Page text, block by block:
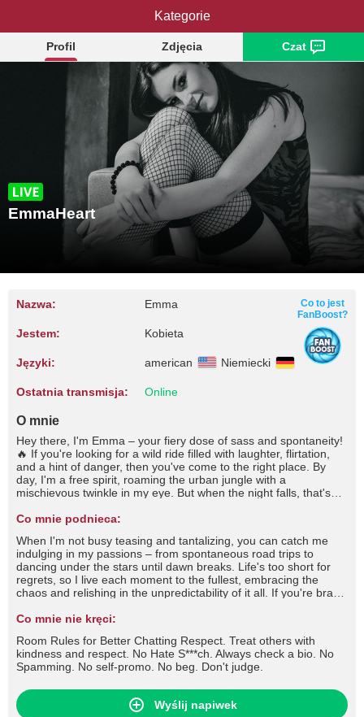
EmmaHeart
Profil Zdjęcia Czat
EmmaHeart
Nazwa: Emma
Jestem: Kobieta
Języki: american Niemiecki
Ostatnia transmisja: Online
Co to jest
FanBoost?
O mnie
Hey there, I'm Emma – your fiery dose of sass and spontaneity!
🔥 If you're looking for a wild ride filled with laughter, flirtation,
and a hint of danger, then you've come to the right place. By
day, I'm a free spirit, roaming the urban jungle with a
mischievous twinkle in my eye. But when the night falls, that's
party, stirring up trouble with a wicked grin and a quick wit that'll
whether it's flirting shamelessly across the bar or engaging in a
battle of wits that'll leave us both breathless. But don't mistake
my playful nature for shallowness; beneath the surface lies a
depth that few dare to explore.
Co mnie podnieca:
When I'm not busy teasing and tantalizing, you can catch me
indulging in my passions – from spontaneous road trips to
dancing under the stars until dawn breaks. Life's too short for
regrets, so I live each moment to the fullest, embracing the
chaos and relishing in the unpredictability of it all. If you're brave
banter with wit of your own, then let's see where this electrifying
day is an adventure worth savoring. 💋 #tease #flirt #seduce
#roleplay #dirtytalk #foot #footfetish #footjob #stockings #nylons
#fishnets #highheels #lingerie #cameltoe #fetish #joi #cfnm #cbt
Co mnie nie kręci:
Room Rules for Better Chatting Respect. Treat others with
kindness and respect. No Hate S***ch. Always check a bio. No
Spamming. No self-promo. No beg. Don't judge.
Wyślij napiwek
Kategorie